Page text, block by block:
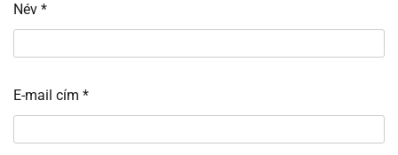
Név *
E-mail cím *